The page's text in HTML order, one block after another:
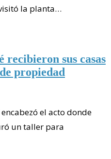
la planta…
recibieron sus casas
propiedad
el acto donde
un taller para